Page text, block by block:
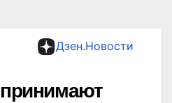
Дзен.Новости